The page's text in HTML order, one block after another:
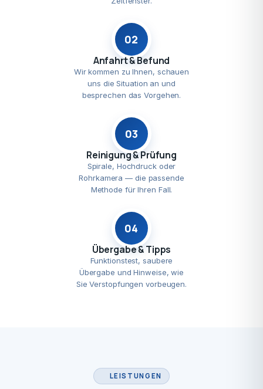
02
Anfahrt & Befund
Wir kommen zu Ihnen, schauen
uns die Situation an und
besprechen das Vorgehen.
03
Reinigung & Prüfung
Spirale, Hochdruck oder
Rohrkamera — die passende
Methode für Ihren Fall.
04
Übergabe & Tipps
Funktionstest, saubere
Übergabe und Hinweise, wie
Sie Verstopfungen vorbeugen.
LEISTUNGEN